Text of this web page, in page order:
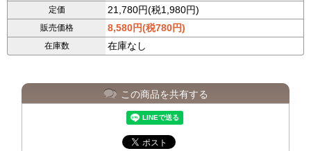
定価 21,780円(税1,980円)
販売価格 8,580円(税780円)
在庫数 在庫なし
この商品を共有する